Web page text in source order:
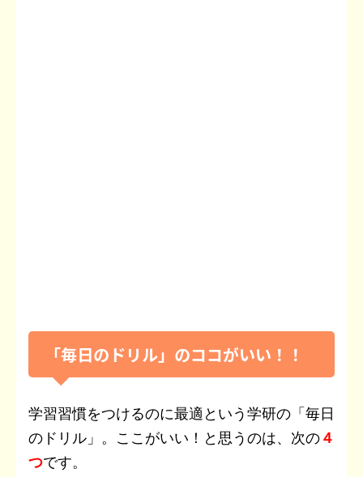
「毎日のドリル」のココがいい！！
学習習慣をつけるのに最適という学研の「毎日
のドリル」。ここがいい！と思うのは、次の４
つです。